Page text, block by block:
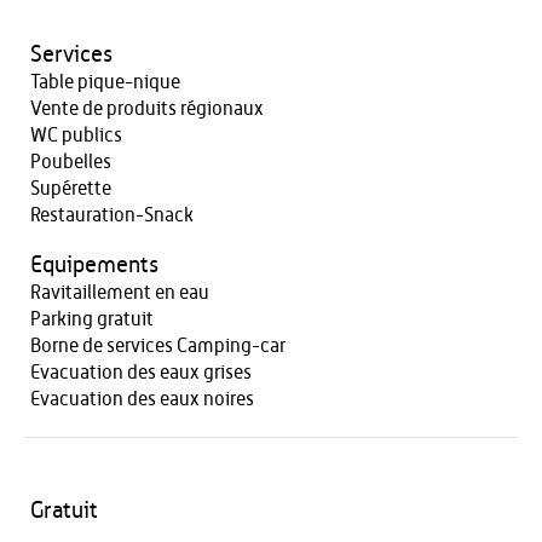
Services
Table pique-nique
Vente de produits régionaux
WC publics
Poubelles
Supérette
Restauration-Snack
Equipements
Ravitaillement en eau
Parking gratuit
Borne de services Camping-car
Evacuation des eaux grises
Evacuation des eaux noires
Gratuit